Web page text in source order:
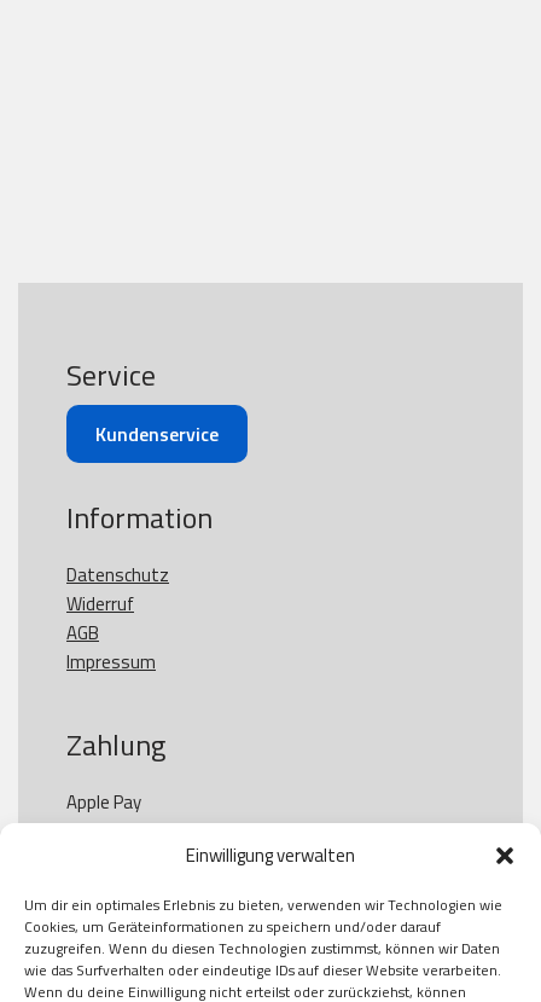
Einwilligung verwalten
Um dir ein optimales Erlebnis zu bieten, verwenden wir Technologien wie
Cookies, um Geräteinformationen zu speichern und/oder darauf
zuzugreifen. Wenn du diesen Technologien zustimmst, können wir Daten
wie das Surfverhalten oder eindeutige IDs auf dieser Website verarbeiten.
Wenn du deine Einwilligung nicht erteilst oder zurückziehst, können
Service
Kundenservice
Information
Datenschutz
Widerruf
AGB
Impressum
Zahlung
Apple Pay
Paypal
Kauf auf Rechung
Klarna
American Express